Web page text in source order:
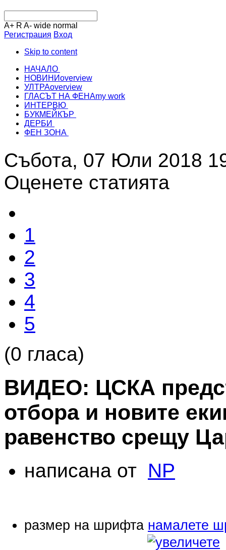
A+ R A- wide normal
Регистрация Вход
Skip to content
НАЧАЛО
НОВИНИoverview
УЛТРАoverview
ГЛАСЪТ НА ФЕНАmy work
ИНТЕРВЮ
БУКМЕЙКЪР
ДЕРБИ
ФЕН ЗОНА
Събота, 07 Юли 2018
Оценете статията
1
2
3
4
5
(0 гласа)
ВИДЕО: ЦСКА
отбора и новите
равенство срещу
написана от NP
размер на шрифта намалете